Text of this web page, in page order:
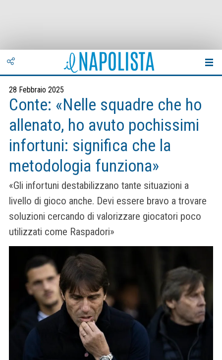
28 Febbraio 2025
Conte: «Nelle squadre che ho
allenato, ho avuto pochissimi
infortuni: significa che la
metodologia funziona»
«Gli infortuni destabilizzano tante situazioni a
livello di gioco anche. Devi essere bravo a trovare
soluzioni cercando di valorizzare giocatori poco
utilizzati come Raspadori»